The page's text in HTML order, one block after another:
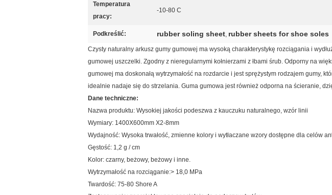
Temperatura
pracy:
-10-80 C
Podkreślić: rubber soling sheet, rubber sheets for shoe soles
Czysty naturalny arkusz gumy gumowej ma wysoką charakterystykę rozciągania i
gumowej uszczelki. Zgodny z nieregularnymi kołnierzami z łbami śrub. Odporny na
gumowej ma doskonałą wytrzymałość na rozdarcie i jest sprężystym rodzajem gumy,
idealnie nadaje się do strzelania. Guma gumowa jest również odporna na ścieranie,
Dane techniczne:
Nazwa produktu: Wysokiej jakości podeszwa z kauczuku naturalnego, wzór linii
Wymiary: 1400X600mm X2-8mm
Wydajność: Wysoka trwałość, zmienne kolory i wytłaczane wzory dostępne dla celów
Gęstość: 1,2 g / cm
Kolor: czarny, beżowy, beżowy i inne.
Wytrzymałość na rozciąganie:> 18,0 MPa
Twardość: 75-80 Shore A